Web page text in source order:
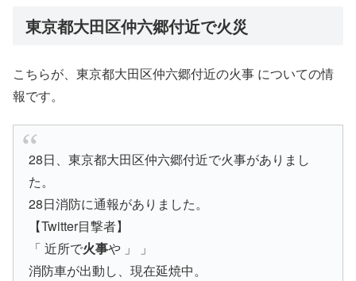
東京都大田区仲六郷付近で火災
こちらが、東京都大田区仲六郷付近の火事 についての情
報です。
28日、東京都大田区仲六郷付近で火事がありまし
た。
28日消防に通報がありました。
【Twitter目撃者】
「 近所で火事や 」 」
消防車が出動し、現在延焼中。